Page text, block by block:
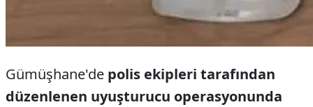
Gümüşhane'de polis ekipleri tarafından
düzenlenen uyuşturucu operasyonunda